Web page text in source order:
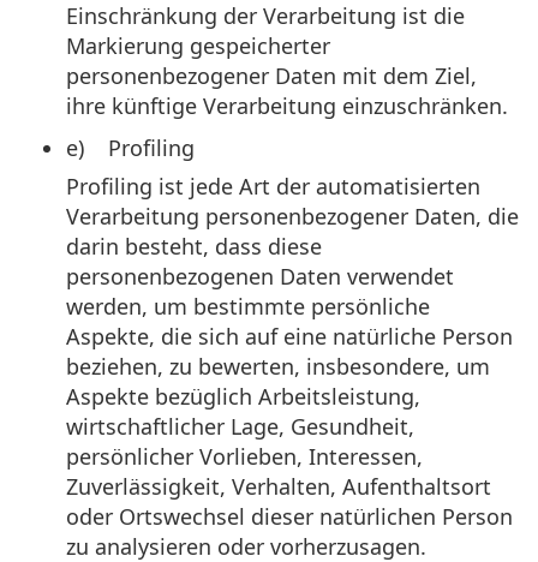
Einschränkung der Verarbeitung ist die
Markierung gespeicherter
personenbezogener Daten mit dem Ziel,
ihre künftige Verarbeitung einzuschränken.
e) Profiling
Profiling ist jede Art der automatisierten
Verarbeitung personenbezogener Daten, die
darin besteht, dass diese
personenbezogenen Daten verwendet
werden, um bestimmte persönliche
Aspekte, die sich auf eine natürliche Person
beziehen, zu bewerten, insbesondere, um
Aspekte bezüglich Arbeitsleistung,
wirtschaftlicher Lage, Gesundheit,
persönlicher Vorlieben, Interessen,
Zuverlässigkeit, Verhalten, Aufenthaltsort
oder Ortswechsel dieser natürlichen Person
zu analysieren oder vorherzusagen.